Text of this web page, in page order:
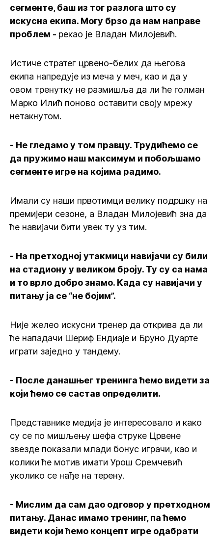
сегменте, баш из тог разлога што су
искусна екипа. Могу брзо да нам направе
проблем - рекао је Владан Милојевић.
Истиче стратег црвено-белих да његова
екипа напредује из меча у меч, као и да у
овом тренутку не размишља да ли ће голман
Марко Илић поново оставити своју мрежу
нетакнутом.
- Не гледамо у том правцу. Трудићемо се
да пружимо наш максимум и побољшамо
сегменте игре на којима радимо.
Имали су наши првотимци велику подршку на
премијери сезоне, а Владан Милојевић зна да
ће навијачи бити увек ту уз тим.
- На претходној утакмици навијачи су били
на стадиону у великом броју. Ту су са нама
и то врло добро знамо. Када су навијачи у
питању ја се “не бојим”.
Није желео искусни тренер да открива да ли
ће нападачи Шериф Ендиаје и Бруно Дуарте
играти заједно у тандему.
- После данашњег тренинга ћемо видети за
који ћемо се састав определити.
Представнике медија је интересовало и како
су се по мишљењу шефа струке Црвене
звезде показали млади бонус играчи, као и
колики ће мотив имати Урош Сремчевић
уколико се нађе на терену.
- Мислим да сам дао одговор у претходном
питању. Данас имамо тренинг, па ћемо
видети који ћемо концепт игре одабрати